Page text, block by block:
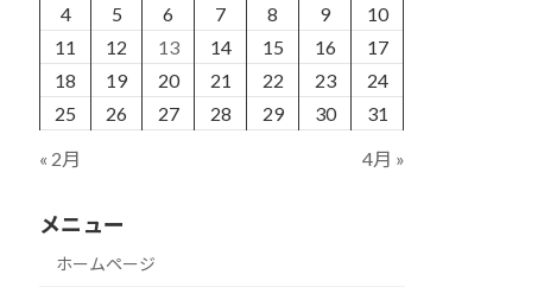
4
5 6 7 8 9
10
11
12 13 14 15 16
17
18
19 20 21 22 23
24
25
26 27 28 29 30 31
« 2月 4月 »
メニュー
ホームページ